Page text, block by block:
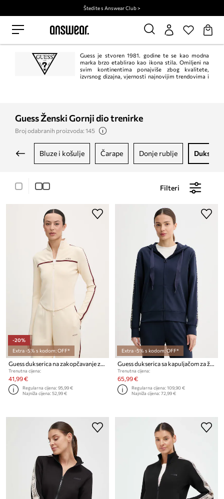
Štedite s Answear Club >
Guess je stvoren 1981. godine te se kao modna
marka brzo etablirao kao ikona stila. Omiljeni na
svim kontinentima ponajviše zbog kvalitete,
izvrsnog dizajna, vjernosti najnovijim trendovima i
Guess Ženski Gornji dio trenirke
Broj odabranih proizvoda: 145
bluze i košulje čarape donje rublje
Filteri
-20%
Extra -5% s kodom: OFF*
Guess dukserica na zakopčavanje za žene JASMINE
Trenutna cijena:
41,99 €
Regularna cijena:95,99 €
Najniža cijena:52,99 €
Extra -5% s kodom: OFF*
Guess dukserica sa kapuljačom za žene X NORTH SAILS
Trenutna cijena:
65,99 €
Regularna cijena:109,90 €
Najniža cijena:72,99 €